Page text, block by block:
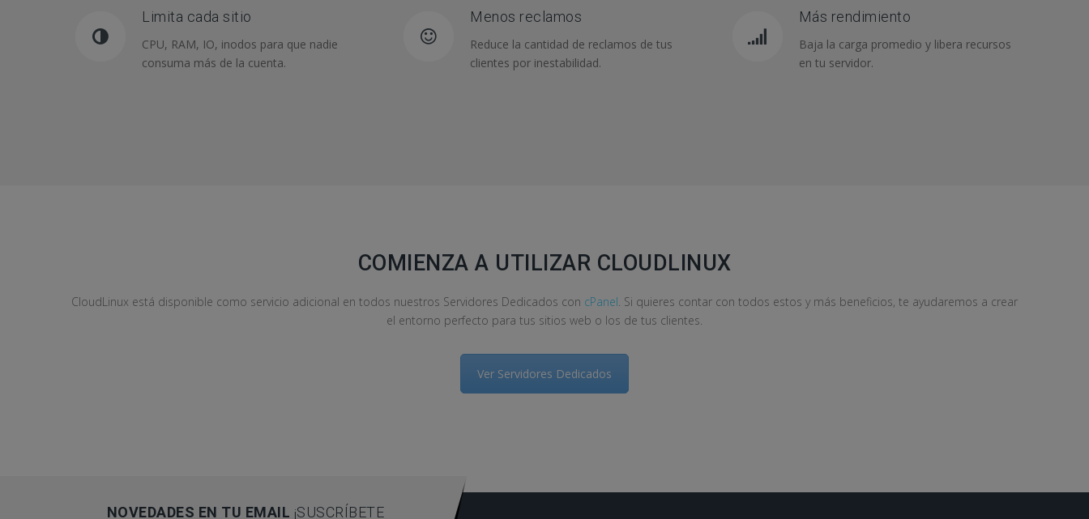
Limita cada sitio
CPU, RAM, IO, inodos para que nadie
consuma más de la cuenta.
Menos reclamos
Reduce la cantidad de reclamos de tus
clientes por inestabilidad.
Más rendimiento
Baja la carga promedio y libera recursos
en tu servidor.
COMIENZA A UTILIZAR CLOUDLINUX
CloudLinux está disponible como servicio adicional en todos nuestros Servidores Dedicados con cPanel. Si quieres contar con todos estos y más beneficios, te ayudaremos a crear
el entorno perfecto para tus sitios web o los de tus clientes.
Ver Servidores Dedicados
NOVEDADES EN TU EMAIL ¡SUSCRÍBETE